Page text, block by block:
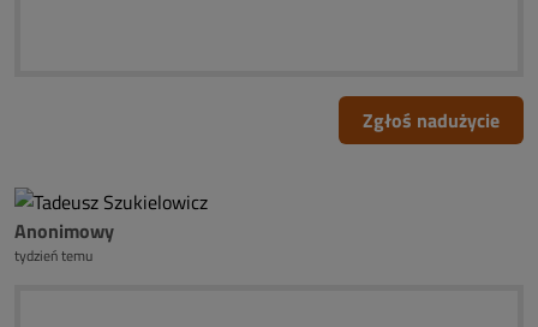
Zgłoś nadużycie
Anonimowy
tydzień temu